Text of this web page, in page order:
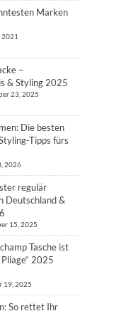
Marken
–
& Styling 2025
23, 2025
Die besten
Tipps fürs
2026
regulär
Deutschland &
15, 2025
Tasche ist
2025
19, 2025
So rettet Ihr